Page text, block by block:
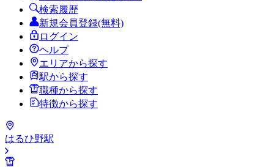
検索履歴
新規会員登録(無料)
ログイン
ヘルプ
エリアから探す
駅から探す
職種から探す
特徴から探す
はるひ野駅